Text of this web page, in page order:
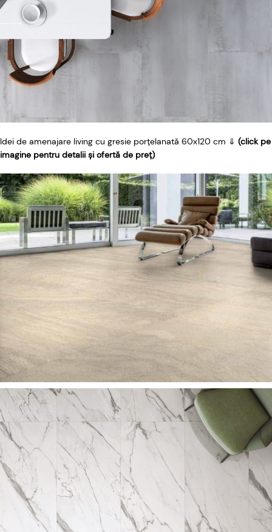
Idei de amenajare living cu gresie porțelanată 60x120 cm ⇓ (click pe
imagine pentru detalii și ofertă de preț)